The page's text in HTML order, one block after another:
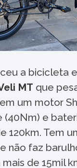
a bicicleta
MT que
um motor
(40Nm) e
120km. Tem
não faz
de 15mil